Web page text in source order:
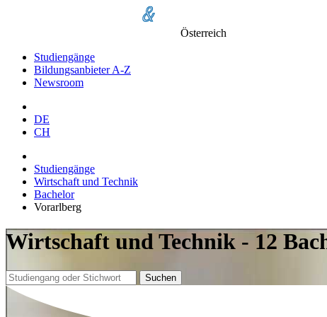
Österreich
Studiengänge
Bildungsanbieter A-Z
Newsroom
DE
CH
Studiengänge
Wirtschaft und Technik
Bachelor
Vorarlberg
Wirtschaft und Technik - 12
Suchen